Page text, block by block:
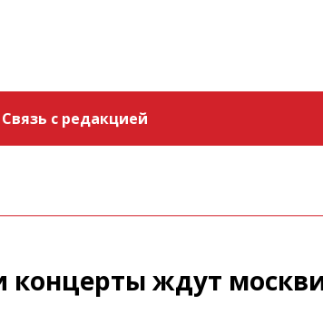
Связь с редакцией
концерты ждут